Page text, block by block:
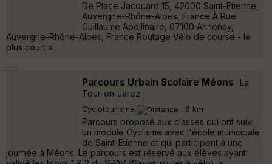
De Place Jacquard 15, 42000 Saint-Étienne,
Auvergne-Rhône-Alpes, France À Rue
Guillaume Apollinaire, 07100 Annonay,
Auvergne-Rhône-Alpes, France Routage Vélo de course - le
plus court »
Parcours Urbain Scolaire Méons
La
Tour-en-Jarez
Cyclotourisme 8 km
Parcours proposé aux classes qui ont suivi
un module Cyclisme avec l'école municipale
de Saint-Etienne et qui participent à une
journée à Méons. Le parcours est réservé aux élèves ayant